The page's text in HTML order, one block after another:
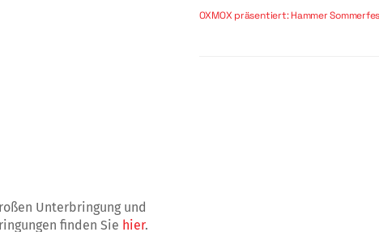
Unterbringung und
finden Sie hier.
OXMOX präsentiert: Hammer